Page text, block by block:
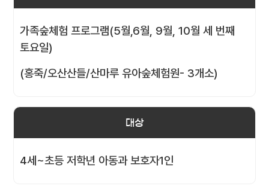
가족숲체험 프로그램(5월,6월, 9월, 10월 세 번째
토요일)
(홍죽/오산산들/산마루 유아숲체험원- 3개소)
대상
4세~초등 저학년 아동과 보호자1인